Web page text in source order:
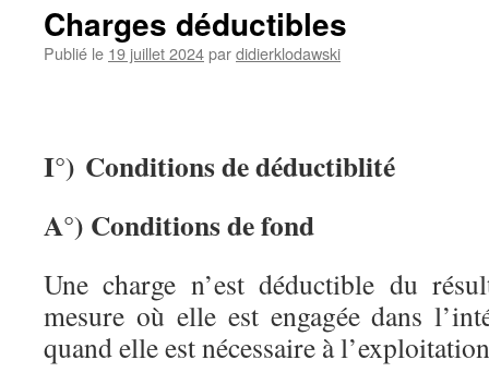
Charges déductibles
Publié le 19 juillet 2024pardidierklodawski
I°) Conditions de déductiblité
A°) Conditions de fond
Une charge n’est déductible du
mesure où elle est engagée dans
quand elle est nécessaire à